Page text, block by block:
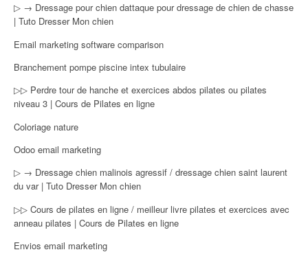
▷ → Dressage pour chien dattaque pour dressage de chien de chasse
| Tuto Dresser Mon chien
Email marketing software comparison
Branchement pompe piscine intex tubulaire
▷▷ Perdre tour de hanche et exercices abdos pilates ou pilates
niveau 3 | Cours de Pilates en ligne
Coloriage nature
Odoo email marketing
▷ → Dressage chien malinois agressif / dressage chien saint laurent
du var | Tuto Dresser Mon chien
▷▷ Cours de pilates en ligne / meilleur livre pilates et exercices avec
anneau pilates | Cours de Pilates en ligne
Envios email marketing